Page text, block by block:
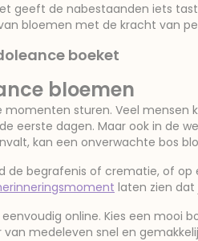
geeft de nabestaanden iets
bloemen met de kracht van
boeket
bloemen
sturen. Veel
eerste dagen. Maar ook in de
kan een onverwachte bos
de begrafenis of crematie, of
laten zien
online. Kies een mooi
medeleven snel en